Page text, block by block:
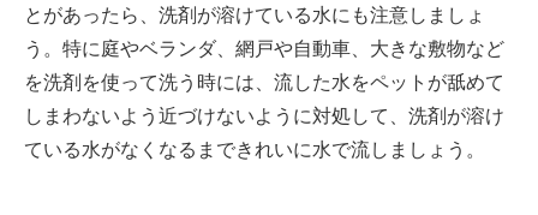
とがあったら、洗剤が溶けている水にも注意しましょ
う。特に庭やベランダ、網戸や自動車、大きな敷物など
を洗剤を使って洗う時には、流した水をペットが舐めて
しまわないよう近づけないように対処して、洗剤が溶け
ている水がなくなるまできれいに水で流しましょう。